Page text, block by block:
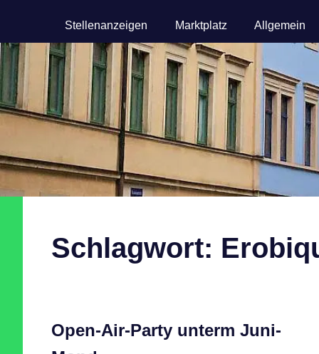
Stellenanzeigen Marktplatz Allgemein
Schlagwort:
Open-Air-Party unterm Juni-